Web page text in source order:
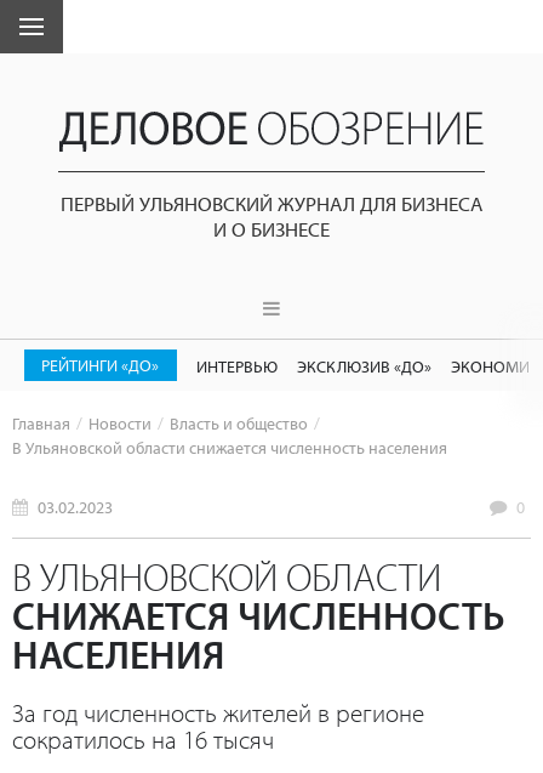
ПЕРВЫЙ УЛЬЯНОВСКИЙ ЖУРНАЛ ДЛЯ БИЗНЕСА
И О БИЗНЕСЕ
РЕЙТИНГИ «ДО» ИНТЕРВЬЮ ЭКСКЛЮЗИВ «ДО»
Главная Новости
Власть и общество
В Ульяновской области снижается численность населения
03.02.2023 0
В УЛЬЯНОВСКОЙ ОБЛАСТИ
СНИЖАЕТСЯ ЧИСЛЕННОСТЬ
НАСЕЛЕНИЯ
За год численность жителей в регионе
сократилось на 16 тысяч